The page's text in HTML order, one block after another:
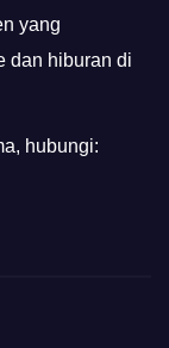
yang
dan hiburan di
hubungi: